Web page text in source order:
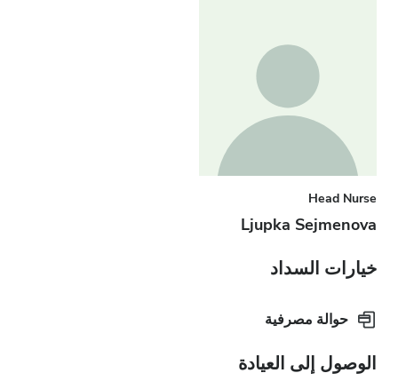
Head Nurse
Ljupka Sejmenova
خيارات السداد
حوالة مصرفية
الوصول إلى العيادة